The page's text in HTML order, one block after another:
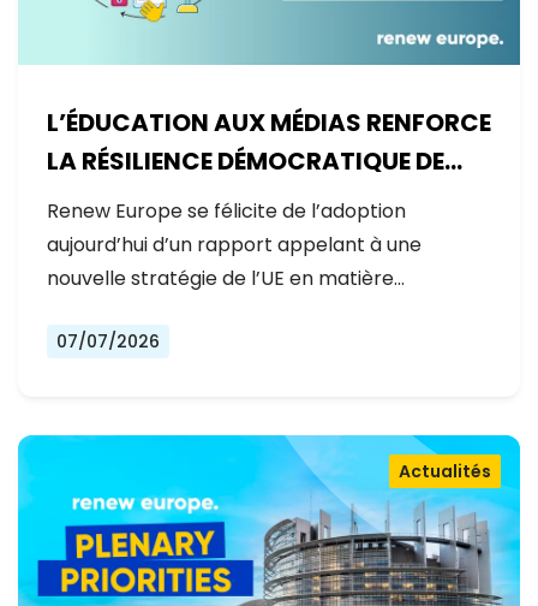
L’ÉDUCATION AUX MÉDIAS RENFORCE
LA RÉSILIENCE DÉMOCRATIQUE DE
L’EUROPE
Renew Europe se félicite de l’adoption
aujourd’hui d’un rapport appelant à une
nouvelle stratégie de l’UE en matière…
07/07/2026
Actualités